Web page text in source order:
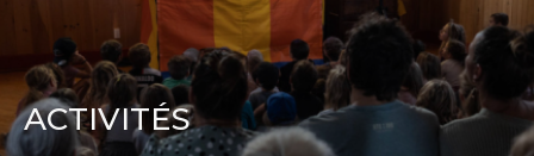
ACTIVITÉS